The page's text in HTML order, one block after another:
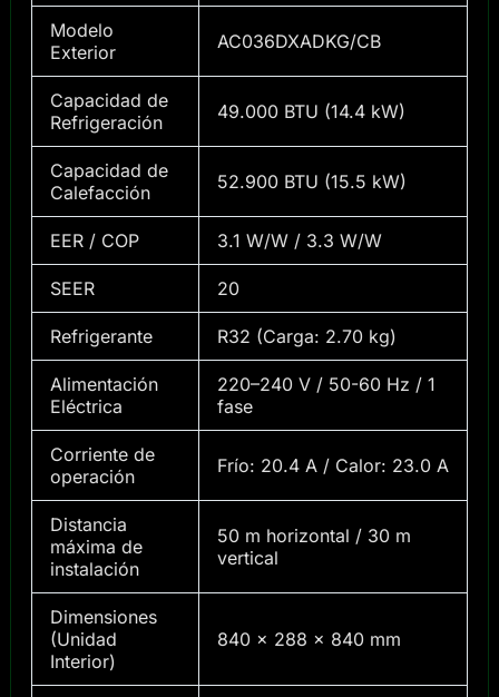
Modelo
Exterior
AC036DXADKG/CB
Capacidad de
Refrigeración
49.000 BTU (14.4 kW)
Capacidad de
Calefacción
52.900 BTU (15.5 kW)
EER / COP 3.1 W/W / 3.3 W/W
SEER 20
Refrigerante R32 (Carga: 2.70 kg)
Alimentación
Eléctrica
220–240 V / 50-60 Hz / 1
fase
Corriente de
operación
Frío: 20.4 A / Calor: 23.0 A
Distancia
máxima de
instalación
50 m horizontal / 30 m
vertical
Dimensiones
(Unidad
Interior)
840 × 288 × 840 mm